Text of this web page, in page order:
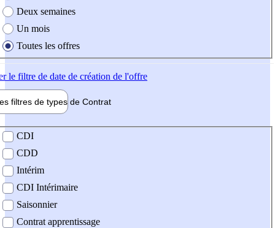
Deux semaines
Un mois
Toutes les offres
le filtre de date de création de l'offre
filtres de types de Contrat
contrat
CDI
CDD
Intérim
CDI Intérimaire
Saisonnier
Contrat apprentissage